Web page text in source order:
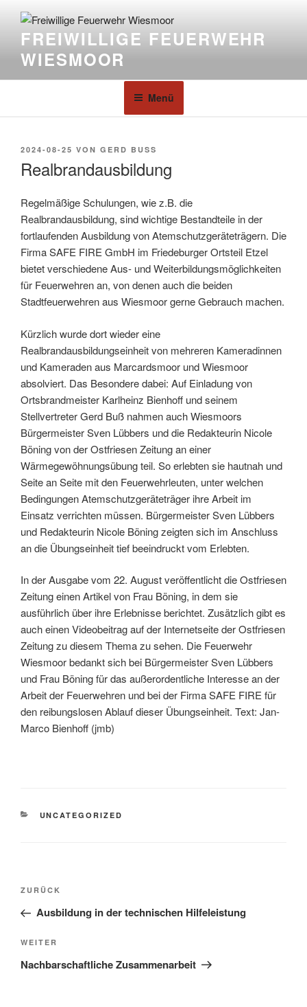
FREIWILLIGE FEUERWEHR
WIESMOOR
Menü
2024-08-25 VON GERD BUSS
Realbrandausbildung
Regelmäßige Schulungen, wie z.B. die
Realbrandausbildung, sind wichtige Bestandteile in der
fortlaufenden Ausbildung von Atemschutzgeräteträgern. Die
Firma SAFE FIRE GmbH im Friedeburger Ortsteil Etzel
bietet verschiedene Aus- und Weiterbildungsmöglichkeiten
für Feuerwehren an, von denen auch die beiden
Stadtfeuerwehren aus Wiesmoor gerne Gebrauch machen.
Kürzlich wurde dort wieder eine
Realbrandausbildungseinheit von mehreren Kameradinnen
und Kameraden aus Marcardsmoor und Wiesmoor
absolviert. Das Besondere dabei: Auf Einladung von
Ortsbrandmeister Karlheinz Bienhoff und seinem
Stellvertreter Gerd Buß nahmen auch Wiesmoors
Bürgermeister Sven Lübbers und die Redakteurin Nicole
Böning von der Ostfriesen Zeitung an einer
Wärmegewöhnungsübung teil. So erlebten sie hautnah und
Seite an Seite mit den Feuerwehrleuten, unter welchen
Bedingungen Atemschutzgeräteträger ihre Arbeit im
Einsatz verrichten müssen. Bürgermeister Sven Lübbers
und Redakteurin Nicole Böning zeigten sich im Anschluss
an die Übungseinheit tief beeindruckt vom Erlebten.
In der Ausgabe vom 22. August veröffentlicht die Ostfriesen
Zeitung einen Artikel von Frau Böning, in dem sie
ausführlich über ihre Erlebnisse berichtet. Zusätzlich gibt es
auch einen Videobeitrag auf der Internetseite der Ostfriesen
Zeitung zu diesem Thema zu sehen. Die Feuerwehr
Wiesmoor bedankt sich bei Bürgermeister Sven Lübbers
und Frau Böning für das außerordentliche Interesse an der
Arbeit der Feuerwehren und bei der Firma SAFE FIRE für
den reibungslosen Ablauf dieser Übungseinheit. Text: Jan-
Marco Bienhoff (jmb)
UNCATEGORIZED
ZURÜCK
Ausbildung in der technischen Hilfeleistung
WEITER
Nachbarschaftliche Zusammenarbeit